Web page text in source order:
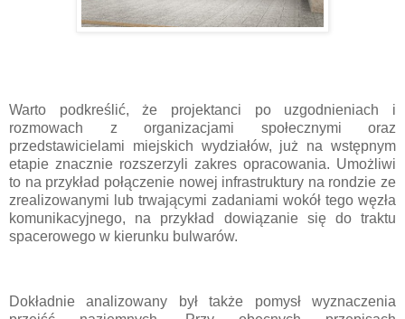
Warto podkreślić, że projektanci po uzgodnieniach i
rozmowach z organizacjami społecznymi oraz
przedstawicielami miejskich wydziałów, już na wstępnym
etapie znacznie rozszerzyli zakres opracowania. Umożliwi
to na przykład połączenie nowej infrastruktury na rondzie ze
zrealizowanymi lub trwającymi zadaniami wokół tego węzła
komunikacyjnego, na przykład dowiązanie się do traktu
spacerowego w kierunku bulwarów.
Dokładnie analizowany był także pomysł wyznaczenia